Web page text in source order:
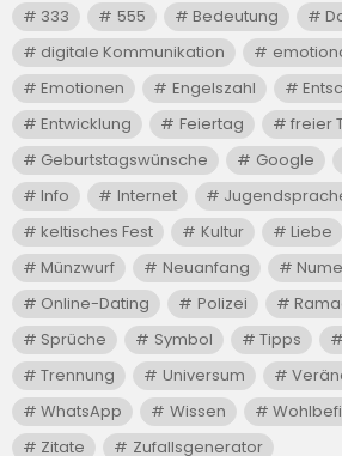
333 555 Bedeutung
digitale Kommunikation
Emotionen
Engelszahl
Entwicklung
Feiertag freier
Geburtstagswünsche
Google
Info
Internet
keltisches Fest
Kultur Liebe
Münzwurf
Neuanfang
Online-Dating
Polizei
Sprüche
Symbol Tipps
Trennung
Universum
WhatsApp
Wissen
Zitate
Zufallsgenerator